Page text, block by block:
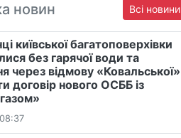
новин Всі новини
київської багатоповерхівки
без гарячої води та
через відмову «Ковальської»
договір нового ОСББ із